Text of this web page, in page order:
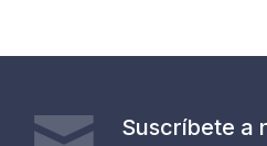
Suscríbete a